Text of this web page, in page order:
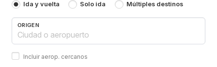
Ida y vuelta Solo ida Múltiples destinos
ORIGEN
Incluir aerop. cercanos